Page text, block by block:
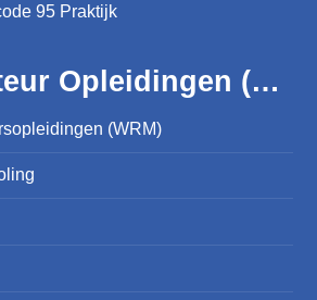
95 Praktijk
Rijinstructeur Opleidingen (WRM)
(WRM)